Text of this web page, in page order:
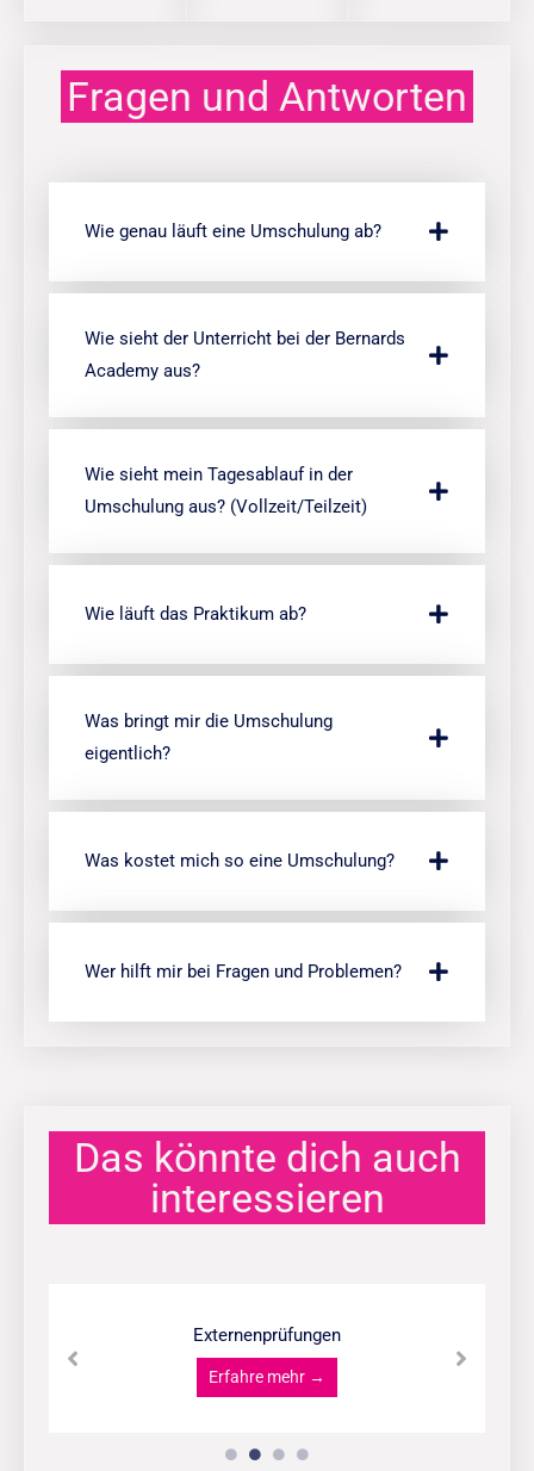
Fragen und Antworten
Wie genau läuft eine Umschulung ab?
Wie sieht der Unterricht bei der Bernards
Academy aus?
Wie sieht mein Tagesablauf in der
Umschulung aus? (Vollzeit/Teilzeit)
Wie läuft das Praktikum ab?
Was bringt mir die Umschulung
eigentlich?
Was kostet mich so eine Umschulung?
Wer hilft mir bei Fragen und Problemen?
Das könnte dich auch
interessieren
Externenprüfungen
Erfahre mehr →